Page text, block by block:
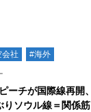
会社 #海外
ーチが国際線再開、
りソウル線＝関係筋